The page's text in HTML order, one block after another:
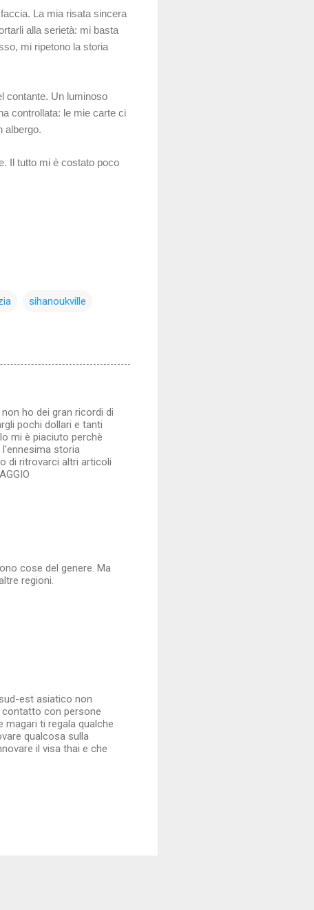
La mia risata sincera
alla serietà: mi basta
mi ripetono la storia
contante. Un luminoso
controllata: le mie carte ci
albergo.
Il tutto mi è costato poco
sihanoukville
ho dei gran ricordi di
pochi dollari e tanti
mi è piaciuto perchè
storia
di ritrovarci altri articoli
cose del genere. Ma
regioni.
est asiatico non
con persone
ti regala qualche
qualcosa sulla
il visa thai e che